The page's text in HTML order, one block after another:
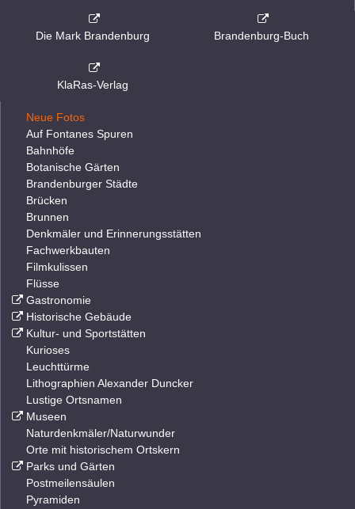
Die Mark Brandenburg Brandenburg-Buch
KlaRas-Verlag
Neue Fotos
Auf Fontanes Spuren
Bahnhöfe
Botanische Gärten
Brandenburger Städte
Brücken
Brunnen
Denkmäler und Erinnerungsstätten
Fachwerkbauten
Filmkulissen
Flüsse
Gastronomie
Historische Gebäude
Kultur- und Sportstätten
Kurioses
Leuchttürme
Lithographien Alexander Duncker
Lustige Ortsnamen
Museen
Naturdenkmäler/Naturwunder
Orte mit historischem Ortskern
Parks und Gärten
Postmeilensäulen
Pyramiden